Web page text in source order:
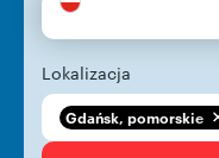
Lokalizacja
Gdańsk, pomorskie